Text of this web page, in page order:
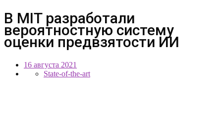
В MIT разработали
вероятностную систему
оценки предвзятости ИИ
16 августа 2021
State-of-the-art